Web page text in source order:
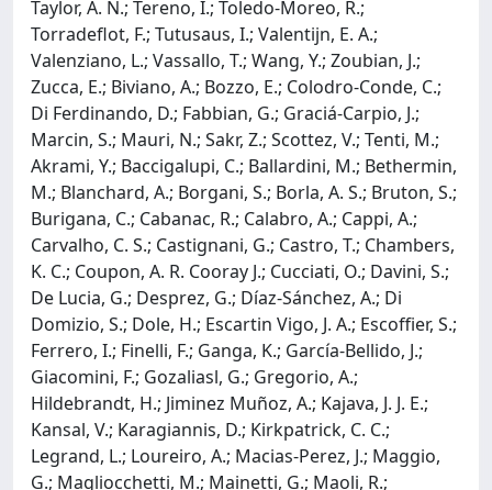
Taylor, A. N.; Tereno, I.; Toledo-Moreo, R.;
Torradeflot, F.; Tutusaus, I.; Valentijn, E. A.;
Valenziano, L.; Vassallo, T.; Wang, Y.; Zoubian, J.;
Zucca, E.; Biviano, A.; Bozzo, E.; Colodro-Conde, C.;
Di Ferdinando, D.; Fabbian, G.; Graciá-Carpio, J.;
Marcin, S.; Mauri, N.; Sakr, Z.; Scottez, V.; Tenti, M.;
Akrami, Y.; Baccigalupi, C.; Ballardini, M.; Bethermin,
M.; Blanchard, A.; Borgani, S.; Borla, A. S.; Bruton, S.;
Burigana, C.; Cabanac, R.; Calabro, A.; Cappi, A.;
Carvalho, C. S.; Castignani, G.; Castro, T.; Chambers,
K. C.; Coupon, A. R. Cooray J.; Cucciati, O.; Davini, S.;
De Lucia, G.; Desprez, G.; Díaz-Sánchez, A.; Di
Domizio, S.; Dole, H.; Escartin Vigo, J. A.; Escoffier, S.;
Ferrero, I.; Finelli, F.; Ganga, K.; García-Bellido, J.;
Giacomini, F.; Gozaliasl, G.; Gregorio, A.;
Hildebrandt, H.; Jiminez Muñoz, A.; Kajava, J. J. E.;
Kansal, V.; Karagiannis, D.; Kirkpatrick, C. C.;
Legrand, L.; Loureiro, A.; Macias-Perez, J.; Maggio,
G.; Magliocchetti, M.; Mainetti, G.; Maoli, R.;